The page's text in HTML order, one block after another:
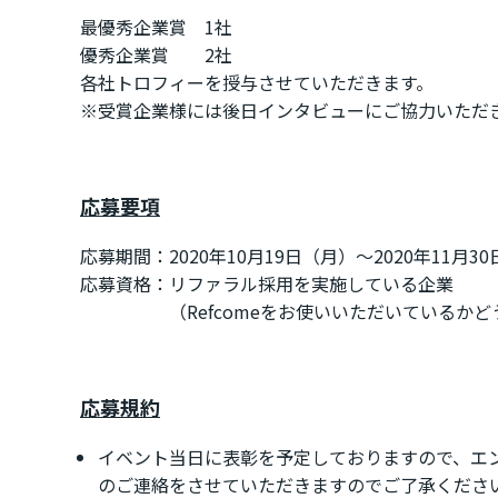
最優秀企業賞 1社
優秀企業賞 2社
各社トロフィーを授与させていただきます。
※受賞企業様には後日インタビューにご協力いただ
応募要項
応募期間：2020年10月19日（月）〜2020年11月30
応募資格：リファラル採用を実施している企業
（Refcomeをお使いいただいているかどう
応募規約
イベント当日に表彰を予定しておりますので、
のご連絡をさせていただきますのでご了承くださ